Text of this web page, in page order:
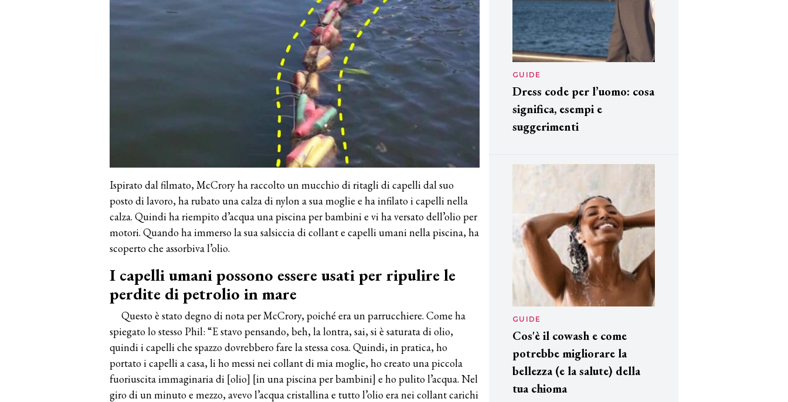
Ispirato dal filmato, McCrory ha raccolto un mucchio di ritagli di capelli dal suo
posto di lavoro, ha rubato una calza di nylon a sua moglie e ha infilato i capelli nella
calza. Quindi ha riempito d’acqua una piscina per bambini e vi ha versato dell’olio per
motori. Quando ha immerso la sua salsiccia di collant e capelli umani nella piscina, ha
scoperto che assorbiva l’olio.
I capelli umani possono essere usati per ripulire le
perdite di petrolio in mare
Questo è stato degno di nota per McCrory, poiché era un parrucchiere. Come ha
spiegato lo stesso Phil: “E stavo pensando, beh, la lontra, sai, si è saturata di olio,
quindi i capelli che spazzo dovrebbero fare la stessa cosa. Quindi, in pratica, ho
portato i capelli a casa, li ho messi nei collant di mia moglie, ho creato una piccola
fuoriuscita immaginaria di [olio] [in una piscina per bambini] e ho pulito l’acqua. Nel
giro di un minuto e mezzo, avevo l’acqua cristallina e tutto l’olio era nei collant carichi
GUIDE
Dress code per l’uomo: cosa
significa, esempi e
suggerimenti
GUIDE
Cos'è il cowash e come
potrebbe migliorare la
bellezza (e la salute) della
tua chioma